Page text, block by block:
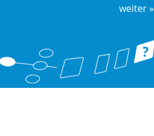
weiter »